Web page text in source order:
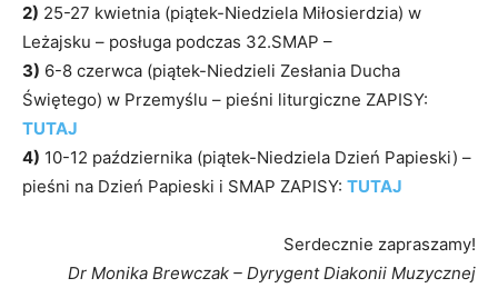
2) 25-27 kwietnia (piątek-Niedziela Miłosierdzia) w
Leżajsku – posługa podczas 32.SMAP –
3) 6-8 czerwca (piątek-Niedzieli Zesłania Ducha
Świętego) w Przemyślu – pieśni liturgiczne ZAPISY:
TUTAJ
4) 10-12 października (piątek-Niedziela Dzień Papieski) –
pieśni na Dzień Papieski i SMAP ZAPISY: TUTAJ
Serdecznie zapraszamy!
Dr Monika Brewczak – Dyrygent Diakonii Muzycznej